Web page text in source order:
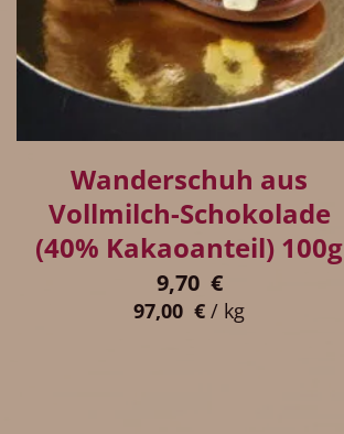
Wanderschuh aus
Vollmilch-Schokolade
(40% Kakaoanteil) 100g
9,70 €
97,00 € / kg